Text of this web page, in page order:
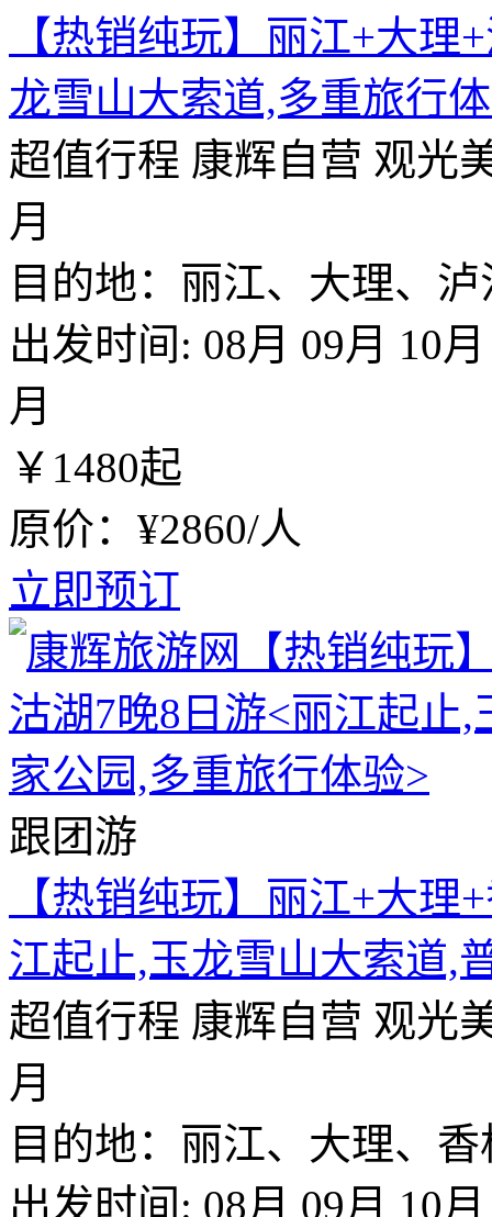
【热销纯玩】丽江+大理
龙雪山大索道,多重旅行
超值行程 康辉自营 观光
月
目的地：丽江、大理、泸
出发时间: 08月 09月 10月
月
￥ 1480起
原价：¥2860/人
立即预订
跟团游
【热销纯玩】丽江+大理
江起止,玉龙雪山大索道,
超值行程 康辉自营 观光
月
目的地：丽江、大理、
出发时间: 08月 09月 10月